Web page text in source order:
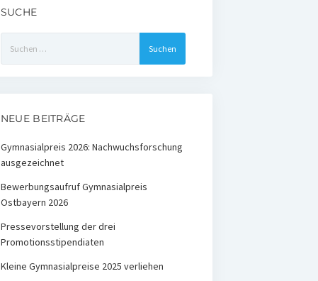
SUCHE
nach:
NEUE BEITRÄGE
Gymnasialpreis 2026: Nachwuchsforschung
ausgezeichnet
Bewerbungsaufruf Gymnasialpreis
Ostbayern 2026
Pressevorstellung der drei
Promotionsstipendiaten
Kleine Gymnasialpreise 2025 verliehen